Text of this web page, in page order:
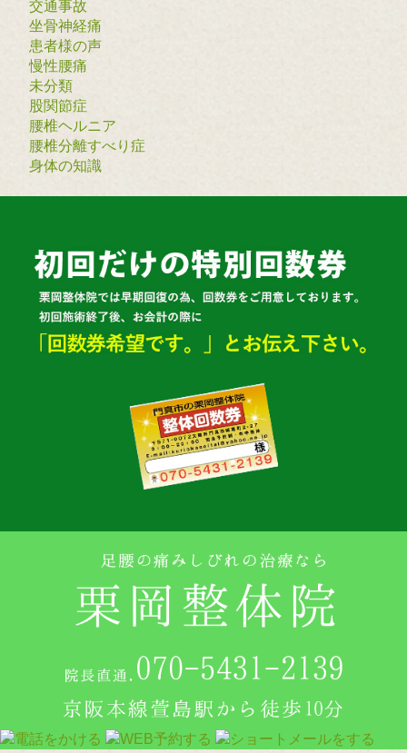
交通事故
坐骨神経痛
患者様の声
慢性腰痛
未分類
股関節症
腰椎ヘルニア
腰椎分離すべり症
身体の知識